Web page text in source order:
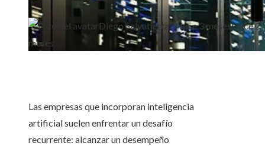
Diego Salvatierra Hace 3 mesesHace 2
meses
Las empresas que incorporan inteligencia
artificial suelen enfrentar un desafío
recurrente: alcanzar un desempeño